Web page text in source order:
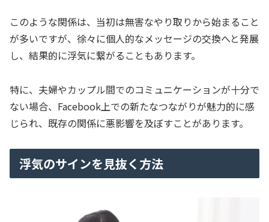
このような関係は、当初は無害なやり取りから始まること
が多いですが、徐々に個人的なメッセージの交換へと発展
し、結果的に浮気に繋がることもあります。
特に、夫婦やカップル間でのコミュニケーションが十分で
ない場合、Facebook上での新たなつながりが魅力的に感
じられ、既存の関係に悪影響を及ぼすことがあります。
浮気のサインを見抜く方法